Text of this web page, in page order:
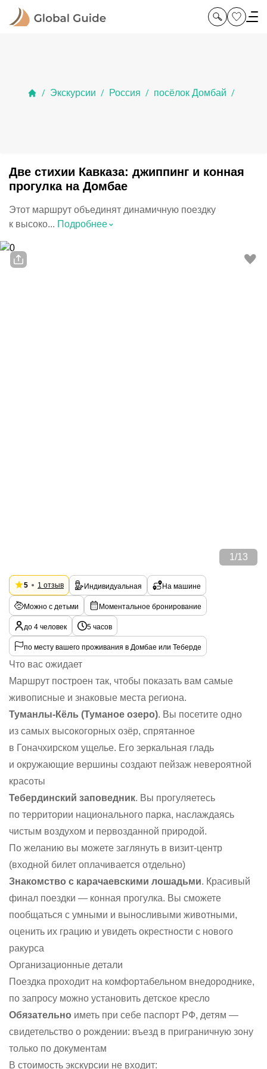
/ Экскурсии / Россия / посёлок Домбай /
Две стихии Кавказа: джиппинг и конная
прогулка на Домбае
Этот маршрут объединят динамичную поездку
к высоко... Подробнее⌃
1 /13
5 1 отзыв Индивидуальная На машине
Можно с детьми Моментальное бронирование
до 4 человек 5 часов
по месту вашего проживания в Домбае или Теберде
Что вас ожидает
Маршрут построен так, чтобы показать вам самые
живописные и знаковые места региона.
Туманлы-Кёль (Туманое озеро). Вы посетите одно
из самых высокогорных озёр, спрятанное
в Гоначхирском ущелье. Его зеркальная гладь
и окружающие вершины создают пейзаж невероятной
красоты
Тебердинский заповедник. Вы прогуляетесь
по территории национального парка, наслаждаясь
чистым воздухом и первозданной природой.
По желанию вы можете заглянуть в визит-центр
(входной билет оплачивается отдельно)
Знакомство с карачаевскими лошадьми. Красивый
финал поездки — конная прогулка. Вы сможете
пообщаться с умными и выносливыми животными,
оценить их грацию и увидеть окрестности с нового
ракурса
Организационные детали
Поездка проходит на комфортабельном внедороднике,
по запросу можно установить детское кресло
Обязательно иметь при себе паспорт РФ, детям —
свидетельство о рождении: въезд в приграничную зону
только по документам
В стоимость экскурсии не входит: